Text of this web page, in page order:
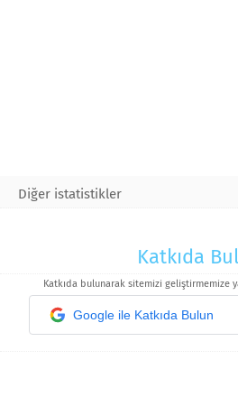
Diğer istatistikler
Katkıda
Katkıda bulunarak sitemizi geliştirmemize
Google ile Katkıda Bulun